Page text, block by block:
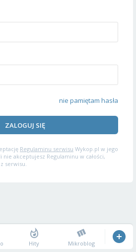
nie pamiętam hasła
ZALOGUJ SIĘ
Regulaminu serwisu Wykop.pl w jego
akceptujesz Regulaminu w całości,
serwisu.
Hity Mikroblog